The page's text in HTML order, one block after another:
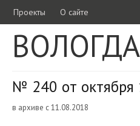
Проекты О сайте
ВОЛОГДА
№ 240 от октября
в архиве с 11.08.2018